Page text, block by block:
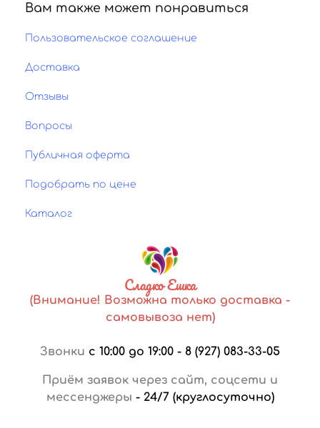
Вам также может понравиться
Пользовательское соглашение
Доставка
Отзывы
Вопросы
Публичная оферта
Подобрать по цене
Каталог
Сладко Ешка
(Внимание! Возможна только доставка -
самовывоза нет)
Звонки с 10:00 до 19:00 - 8 (927) 083-33-05
Приём заявок через сайт, соцсети и
мессенджеры - 24/7 (круглосуточно)